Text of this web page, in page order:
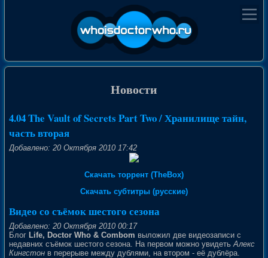
Новости
4.04 The Vault of Secrets Part Two / Хранилище тайн,
часть вторая
Добавлено: 20 Октября 2010 17:42
Скачать торрент (TheBox)
Скачать субтитры (русские)
Видео со съёмок шестого сезона
Добавлено: 20 Октября 2010 00:17
Блог Life, Doctor Who & Combom выложил две видеозаписи с
недавних съёмок шестого сезона. На первом можно увидеть Алекс
Кингстон в перерыве между дублями, на втором - её дублёра.